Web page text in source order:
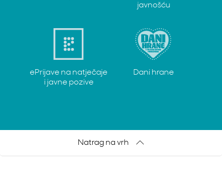
javnošću
ePrijave na natječaje
i javne pozive
Dani hrane
Natrag na vrh